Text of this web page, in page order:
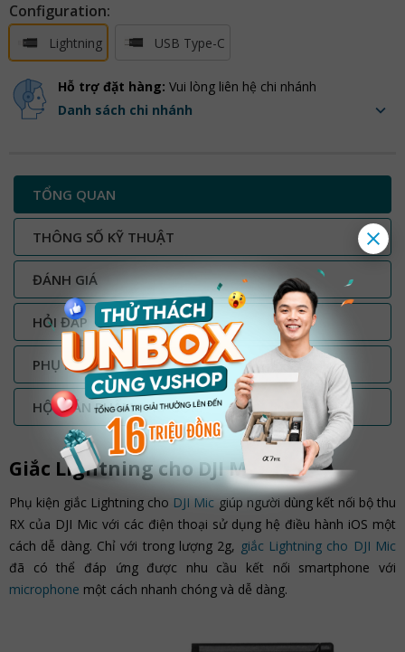
Configuration:
Lightning USB Type-C
Hỗ trợ đặt hàng: Vui lòng liên hệ chi nhánh
Danh sách chi nhánh
TỔNG QUAN
THÔNG SỐ KỸ THUẬT
ĐÁNH GIÁ
HỎI ĐÁP
PHỤ KIỆN
HỘP SẢN PHẨM BAO GỒM
Giắc Lightning cho DJI Mic
Phụ kiện giắc Lightning cho DJI Mic giúp người dùng kết nối bộ thu
RX của DJI Mic với các điện thoại sử dụng hệ điều hành iOS một
cách dễ dàng. Chỉ với trong lượng 2g, giắc Lightning cho DJI Mic
đã có thể đáp ứng được nhu cầu kết nối smartphone với
microphone một cách nhanh chóng và dễ dàng.